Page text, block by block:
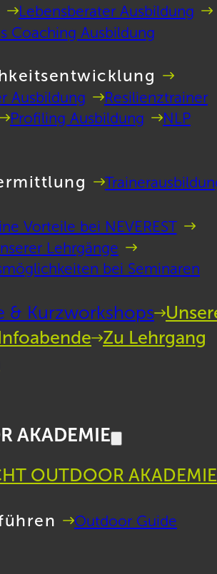
Lebensberater Ausbildung
Coaching Ausbildung
Ausbildung
Resilienztrainer
Profiling Ausbildung
NLP
Vorteile bei NEVEREST
Lehrgänge
bei Seminaren
& Kurzworkshops
Zu Lehrgang
AKADEMIE
OUTDOOR AKADEMIE
Outdoor Guide